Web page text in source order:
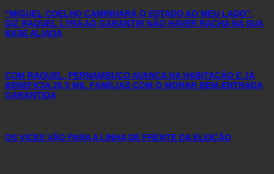
“MIGUEL COELHO CAMINHARÁ O ESTADO AO MEU LADO”,
DIZ RAQUEL LYRA AO GARANTIR NÃO HAVER RACHA NA SUA
BASE ALIADA
COM RAQUEL, PERNAMBUCO AVANÇA NA HABITAÇÃO E JÁ
BENEFICIA 26,5 MIL FAMÍLIAS COM O MORAR BEM-ENTRADA
GARANTIDA
OS VICES VÃO PARA A LINHA DE FRENTE DA ELEIÇÃO